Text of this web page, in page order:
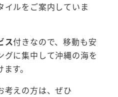
イルをご案内していま
ス付きなので、移動も安
グに集中して沖縄の海を
す。
考えの方は、ぜひ